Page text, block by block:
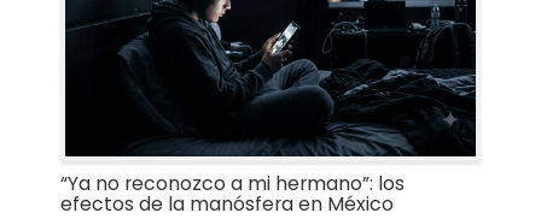
“Ya no reconozco a mi hermano”: los
efectos de la manósfera en México